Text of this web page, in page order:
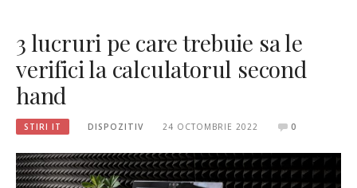
3 lucruri pe care trebuie sa le
verifici la calculatorul second
hand
STIRI IT DISPOZITIV 24 OCTOMBRIE 2022 0